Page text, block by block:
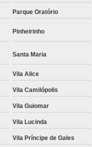
Parque Oratório
Pinheirinho
Santa Maria
Vila Alice
Vila Camilópolis
Vila Guiomar
Vila Lucinda
Vila Príncipe de Gales